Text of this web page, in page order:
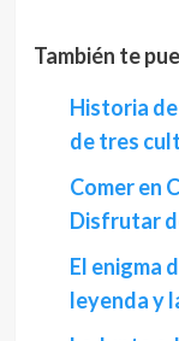
También te
Historia
de tres
Comer en
Disfrutar
El enigma
leyenda y